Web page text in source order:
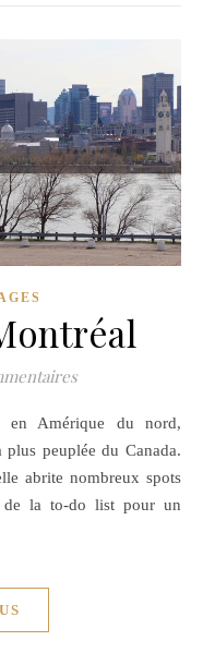
peuplée du Canada.
abrite nombreux spots
de la to-do list pour un